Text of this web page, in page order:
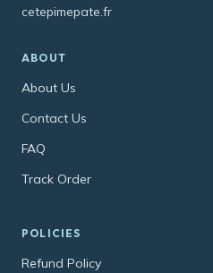
cetepimepate.fr
ABOUT
About Us
Contact Us
FAQ
Track Order
POLICIES
Refund Policy